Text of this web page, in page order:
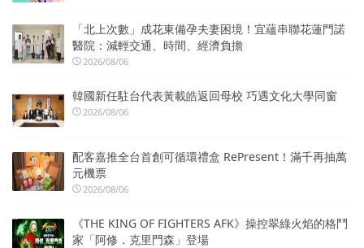
「北上次數」成花東備孕夫妻困境！宜蘊串聯花蓮門諾
醫院：減輕交通、時間、經濟負擔
2026/08/06
韓國新任駐台代表黃載皓返回母校 巧遇文化大學同窗
2026/08/06
配客嘉推全台首創可循環禮盒 RePresent！滿千再抽萬
元機票
2026/08/06
《THE KING OF FIGHTERS AFK》操控翠綠火焰的格鬥
家「阿修．克里門森」登場